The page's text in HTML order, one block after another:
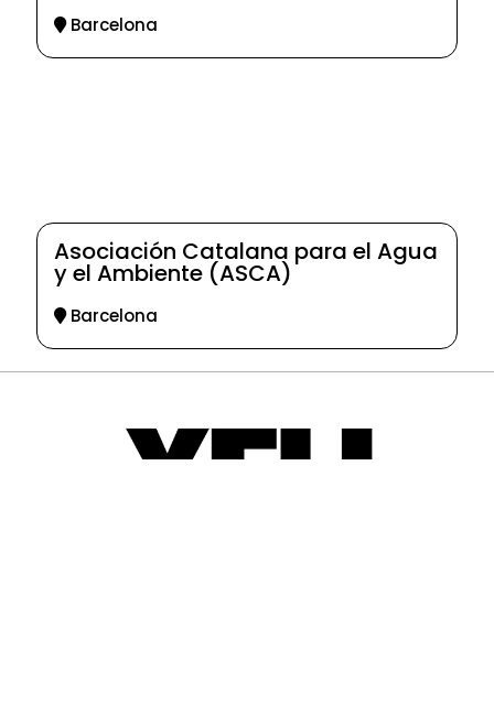
Barcelona
Asociación Catalana para el Agua
y el Ambiente (ASCA)
Barcelona